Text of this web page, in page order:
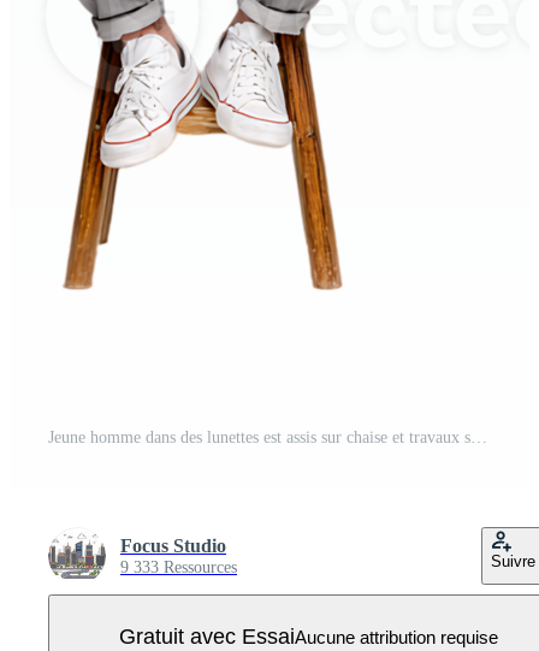
Focus Studio
9 333 Ressources Suivre
Gratuit avec EssaiAucune attribution requise